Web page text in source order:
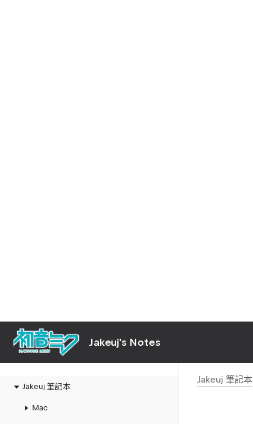
Jakeuj's Notes
Jakeuj 筆記本
Mac
Jakeuj 筆記本